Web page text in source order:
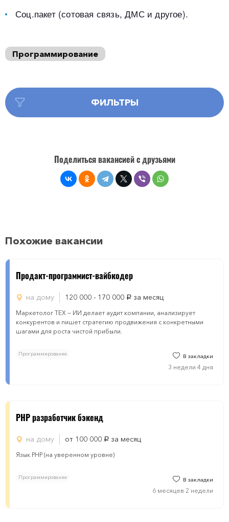
Соц.пакет (сотовая связь, ДМС и другое).
Программирование
ФИЛЬТРЫ
Поделиться вакансией с друзьями
Похожие вакансии
Продакт-программист-вайбкодер
на дому 120 000 - 170 000 руб. за месяц
Маркетолог ТЕХ — ИИ делает аудит компании, анализирует
конкурентов и пишет стратегию продвижения с конкретными
шагами для роста чистой прибыли.
Программирование В закладки
3 недели 4 дня
PHP разработчик бэкенд
на дому от 100 000 руб. за месяц
Язык PHP (на уверенном уровне)
Программирование В закладки
6 месяцев 2 недели